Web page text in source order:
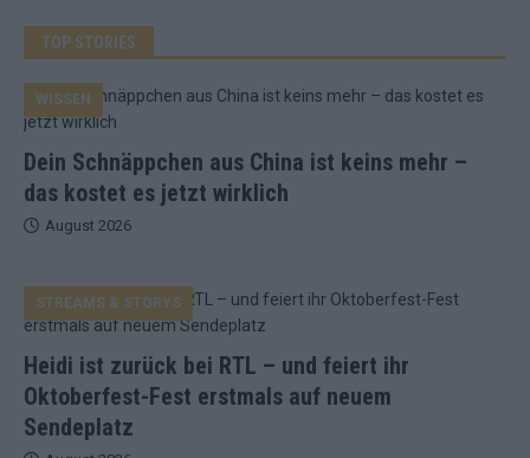
TOP STORIES
Dein Schnäppchen aus China ist keins mehr –
das kostet es jetzt wirklich
WISSEN
August 2026
Heidi ist zurück bei RTL – und feiert ihr
Oktoberfest-Fest erstmals auf neuem
Sendeplatz
STREAMS & STORYS